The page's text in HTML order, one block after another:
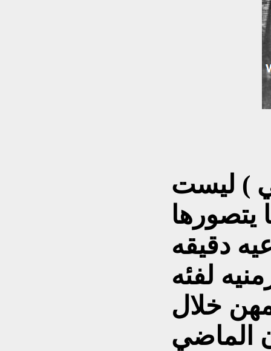
) ليست
يتصورها
دقيقه
لفئه
خلال
الماضي